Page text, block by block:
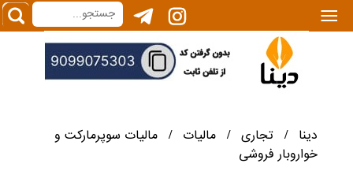
|||
دینا / تجاری / مالیات /
مالیات سوپرمارکت و
خواروبار فروشی